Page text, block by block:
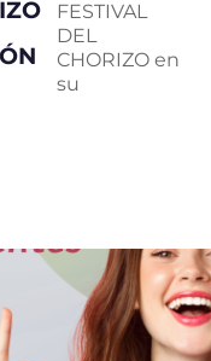
FESTIVAL
DEL
CHORIZO en
su